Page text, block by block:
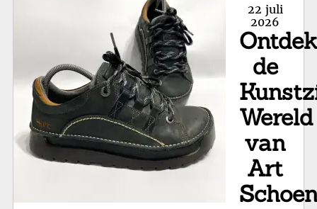
bij
Posted
on
22 juli
2026
Ontdek
de
Wereld
van
Art